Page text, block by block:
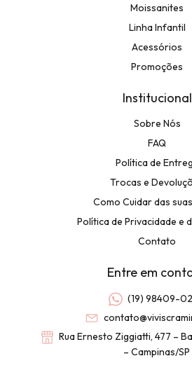
Moissanites
Linha Infantil
Acessórios
Promoções
Institucional
Sobre Nós
FAQ
Política de
Trocas e
Como Cuidar das
Política de Privacidade e
Contato
Entre em
(19) 98409-
Rua Ernesto Ziggiatti, 477 –
– Campinas/SP